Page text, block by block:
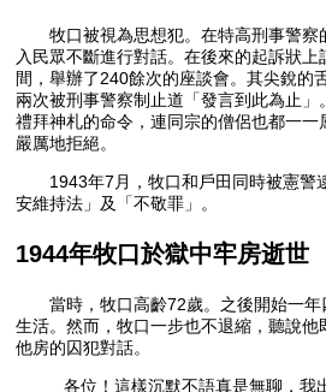
牧口被視為思想犯。在特高刑事警察
入民眾不斷進行對話。在後來的起訴狀
間，舉辦了240餘次的座談會。其尖銳的
兩次被刑事警察制止道「發言到此為止
禮拜神札的命令，連同宗的僧侶也都一
嚴厲地拒絕。
1943年7月，牧口和戶田同時被憲警
安維持法」及「不敬罪」。
1944年牧口於獄中牢房逝世
當時，牧口高齡72歲。之後開始一年
生活。然而，牧口一步也不退縮，聽說他
他房的囚犯對話。
各位！這樣沉默不語真是無聊，我